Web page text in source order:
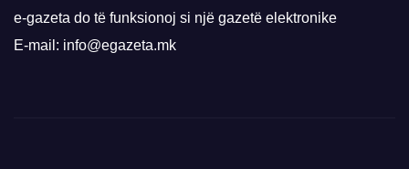
e-gazeta do të funksionoj si një gazetë elektronike
E-mail: info@egazeta.mk